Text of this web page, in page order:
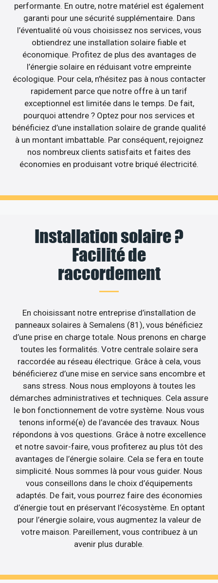
performante. En outre, notre matériel est également
garanti pour une sécurité supplémentaire. Dans
l’éventualité où vous choisissez nos services, vous
obtiendrez une installation solaire fiable et
économique. Profitez de plus des avantages de
l’énergie solaire en réduisant votre empreinte
écologique. Pour cela, n’hésitez pas à nous contacter
rapidement parce que notre offre à un tarif
exceptionnel est limitée dans le temps. De fait,
pourquoi attendre ? Optez pour nos services et
bénéficiez d’une installation solaire de grande qualité
à un montant imbattable. Par conséquent, rejoignez
nos nombreux clients satisfaits et faites des
économies en produisant votre briqué électricité.
Installation solaire ?
Facilité de
raccordement
En choisissant notre entreprise d’installation de
panneaux solaires à Semalens (81), vous bénéficiez
d’une prise en charge totale. Nous prenons en charge
toutes les formalités. Votre centrale solaire sera
raccordée au réseau électrique. Grâce à cela, vous
bénéficierez d’une mise en service sans encombre et
sans stress. Nous nous employons à toutes les
démarches administratives et techniques. Cela assure
le bon fonctionnement de votre système. Nous vous
tenons informé(e) de l’avancée des travaux. Nous
répondons à vos questions. Grâce à notre excellence
et notre savoir-faire, vous profiterez au plus tôt des
avantages de l’énergie solaire. Cela se fera en toute
simplicité. Nous sommes là pour vous guider. Nous
vous conseillons dans le choix d’équipements
adaptés. De fait, vous pourrez faire des économies
d’énergie tout en préservant l’écosystème. En optant
pour l’énergie solaire, vous augmentez la valeur de
votre maison. Pareillement, vous contribuez à un
avenir plus durable.